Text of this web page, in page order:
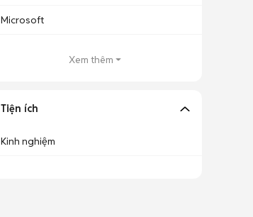
Microsoft
Xem thêm
Tiện ích
Kinh nghiệm